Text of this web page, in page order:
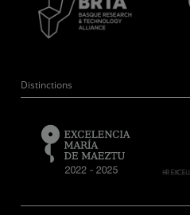
Distinctions